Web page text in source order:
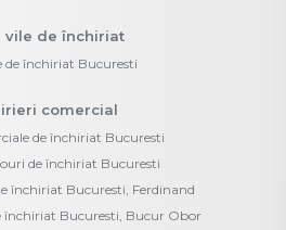
vile de închiriat
de închiriat Bucuresti
comercial
de închiriat Bucuresti
de închiriat Bucuresti
închiriat Bucuresti, Ferdinand
închiriat Bucuresti, Bucur Obor